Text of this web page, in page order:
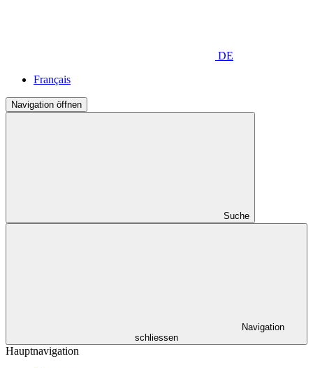
DE
Français
Navigation öffnen
Suche
Navigation
schliessen
Hauptnavigation